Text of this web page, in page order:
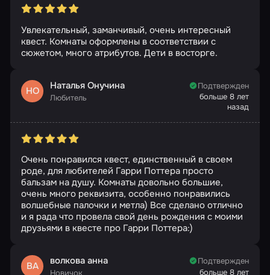
Увлекательный, заманчивый, очень интересный
квест. Комнаты оформлены в соответствии с
сюжетом, много атрибутов. Дети в восторге.
НО Наталья Онучина
Любитель
Подтвержден
больше 8 лет
назад
Очень понравился квест, единственный в своем
роде, для любителей Гарри Поттера просто
бальзам на душу. Комнаты довольно большие,
очень много реквизита, особенно понравились
волшебные палочки и метла) Все сделано отлично
и я рада что провела свой день рождения с моими
друзьями в квесте про Гарри Поттера:)
ВА волкова анна
Подтвержден
больше 8 лет